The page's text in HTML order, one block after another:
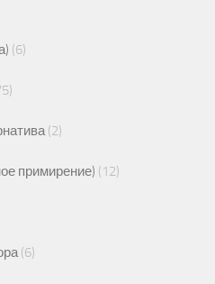
(6)
(2)
примирение) (12)
(6)